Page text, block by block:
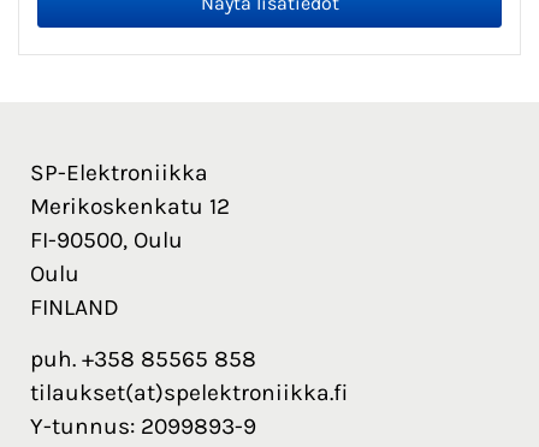
SP-Elektroniikka
Merikoskenkatu 12
FI-90500, Oulu
Oulu
FINLAND
puh. +358 85565 858
tilaukset(at)spelektroniikka.fi
Y-tunnus: 2099893-9